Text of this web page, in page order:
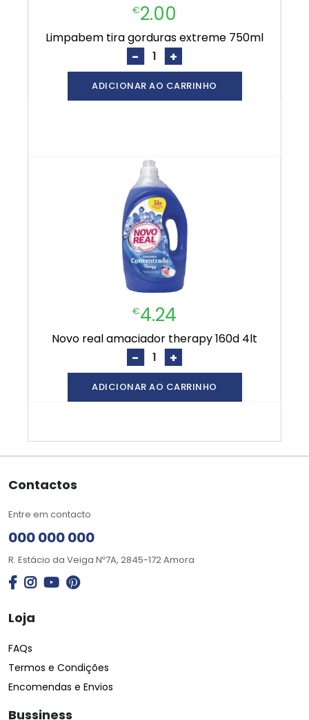
€2.00
limpabem tira gorduras extreme 750ml
- +
ADICIONAR AO CARRINHO
€4.24
novo real amaciador therapy 160d 4lt
- +
ADICIONAR AO CARRINHO
Contactos
Entre em contacto
000 000 000
R. Estácio da Veiga Nº7A, 2845-172 Amora
Loja
FAQs
Termos e Condições
Encomendas e Envios
Bussiness